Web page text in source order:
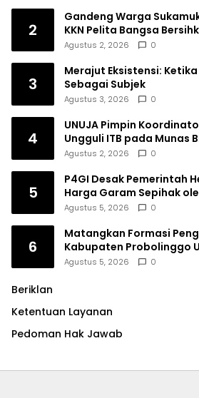
2
Gandeng Warga
KKN Pelita Bangsa
Agustus 2, 2026 0
3
Merajut Eksistensi:
Sebagai Subjek
Agustus 3, 2026 0
4
UNUJA Pimpin
Ungguli ITB pada Munas
Agustus 2, 2026 0
5
P4GI Desak Pemerintah
Harga Garam Sepihak
Agustus 5, 2026 0
6
Matangkan Formasi
Kabupaten Probolinggo
dan Kinerja
Agustus 5, 2026 0
Beriklan
Ketentuan Layanan
Pedoman Hak Jawab